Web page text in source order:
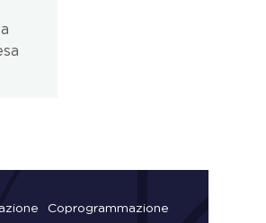
Coprogrammazione